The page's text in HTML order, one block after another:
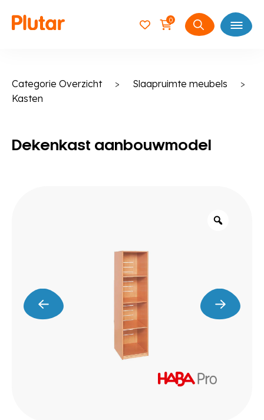
0
Zoeken
Open
Categorie Overzicht > Slaapruimte meubels
>
Kasten
Dekenkast aanbouwmodel